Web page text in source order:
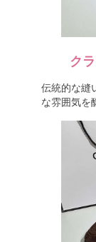
ク
伝統的な縫
な雰囲気を